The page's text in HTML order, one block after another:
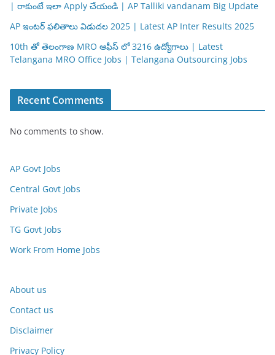
| రాకుంటే ఇలా Apply చేయండి | AP Talliki vandanam Big Update
AP ఇంటర్ ఫలితాలు విడుదల 2025 | Latest AP Inter Results 2025
10th తో తెలంగాణ MRO ఆఫీస్ లో 3216 ఉద్యోగాలు | Latest
Telangana MRO Office Jobs | Telangana Outsourcing Jobs
Recent Comments
No comments to show.
AP Govt Jobs
Central Govt Jobs
Private Jobs
TG Govt Jobs
Work From Home Jobs
About us
Contact us
Disclaimer
Privacy Policy